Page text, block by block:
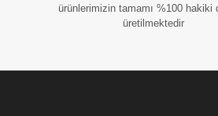
ürünlerimizin tamamı %100 hakiki
üretilmektedir